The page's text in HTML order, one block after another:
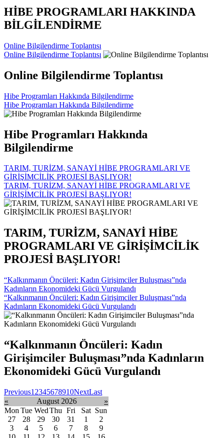
HİBE PROGRAMLARI HAKKINDA
BİLGİLENDİRME
Online Bilgilendirme Toplantısı
Online Bilgilendirme Toplantısı
Online Bilgilendirme Toplantısı
Hibe Programları Hakkında Bilgilendirme
Hibe Programları Hakkında Bilgilendirme
Hibe Programları Hakkında
Bilgilendirme
TARIM, TURİZM, SANAYİ HİBE PROGRAMLARI VE
GİRİŞİMCİLİK PROJESİ BAŞLIYOR!
TARIM, TURİZM, SANAYİ HİBE PROGRAMLARI VE
GİRİŞİMCİLİK PROJESİ BAŞLIYOR!
TARIM, TURİZM, SANAYİ HİBE
PROGRAMLARI VE GİRİŞİMCİLİK
PROJESİ BAŞLIYOR!
“Kalkınmanın Öncüleri: Kadın Girişimciler Buluşması”nda
Kadınların Ekonomideki Gücü Vurgulandı
“Kalkınmanın Öncüleri: Kadın Girişimciler Buluşması”nda
Kadınların Ekonomideki Gücü Vurgulandı
“Kalkınmanın Öncüleri: Kadın
Girişimciler Buluşması”nda Kadınların
Ekonomideki Gücü Vurgulandı
Previous1 2345678910NextLast
«
August 2026
»
Mon Tue WedThu Fri Sat Sun
27
28 29 30 31 1
2
3
4 5 6 7 8
9